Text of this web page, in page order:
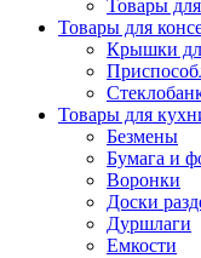
Товары
Товары для
Крышки
Товары для
Безмены
Бумага и
Воронки
Доски
Дуршлаги
Емкости